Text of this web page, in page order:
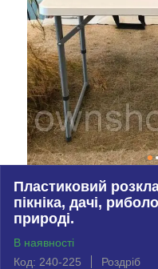
Пластиковий
пікніка, дачі,
природі.
В наявності
Код: 240-225
Роздріб